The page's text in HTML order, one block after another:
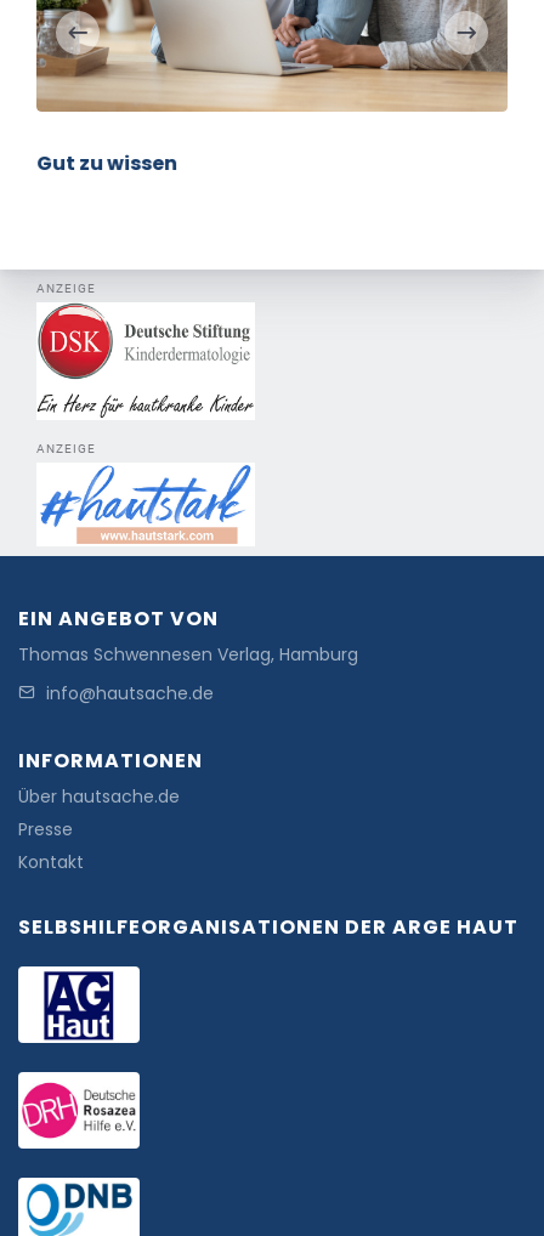
Gut zu wissen
ANZEIGE
ANZEIGE
EIN ANGEBOT VON
Thomas Schwennesen Verlag, Hamburg
info@hautsache.de
INFORMATIONEN
Über hautsache.de
Presse
Kontakt
SELBSHILFEORGANISATIONEN DER ARGE HAUT